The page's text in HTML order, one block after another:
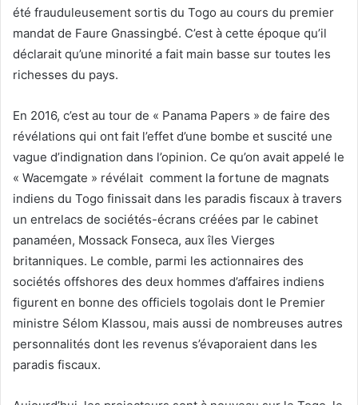
été frauduleusement sortis du Togo au cours du premier
mandat de Faure Gnassingbé. C’est à cette époque qu’il
déclarait qu’une minorité a fait main basse sur toutes les
richesses du pays.
En 2016, c’est au tour de « Panama Papers » de faire des
révélations qui ont fait l’effet d’une bombe et suscité une
vague d’indignation dans l’opinion. Ce qu’on avait appelé le
« Wacemgate » révélait comment la fortune de magnats
indiens du Togo finissait dans les paradis fiscaux à travers
un entrelacs de sociétés-écrans créées par le cabinet
panaméen, Mossack Fonseca, aux îles Vierges
britanniques. Le comble, parmi les actionnaires des
sociétés offshores des deux hommes d’affaires indiens
figurent en bonne des officiels togolais dont le Premier
ministre Sélom Klassou, mais aussi de nombreuses autres
personnalités dont les revenus s’évaporaient dans les
paradis fiscaux.